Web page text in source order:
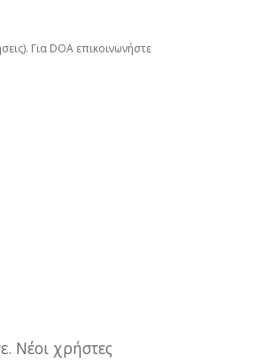
Για DOA επικοινωνήστε
Νέοι χρήστες